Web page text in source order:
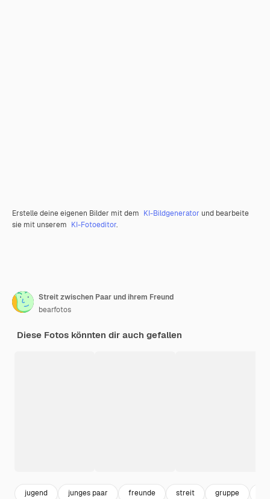
Erstelle deine eigenen Bilder mit dem KI-Bildgenerator und bearbeite
sie mit unserem KI-Fotoeditor.
Streit zwischen Paar und ihrem Freund
bearfotos
Diese Fotos könnten dir auch gefallen
jugend junges paar freunde streit gruppe